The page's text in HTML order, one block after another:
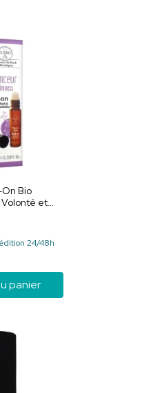
On Bio
Volonté et
24/48h
panier